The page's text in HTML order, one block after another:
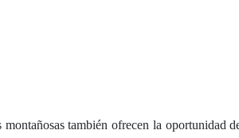
también ofrecen la oportunidad